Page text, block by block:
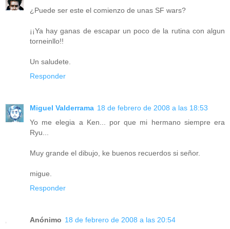
¿Puede ser este el comienzo de unas SF wars?
¡¡Ya hay ganas de escapar un poco de la rutina con algun
torneinllo!!
Un saludete.
Responder
Miguel Valderrama 18 de febrero de 2008 a las 18:53
Yo me elegia a Ken... por que mi hermano siempre era
Ryu...
Muy grande el dibujo, ke buenos recuerdos si señor.
migue.
Responder
Anónimo 18 de febrero de 2008 a las 20:54